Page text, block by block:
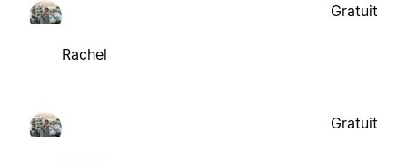
Rachel
Gratuit
Gratuit